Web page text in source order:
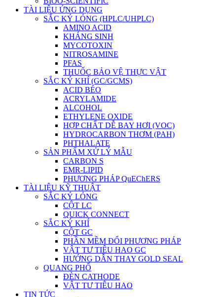
TÀI LIỆU ỨNG DỤNG
SẮC KÝ LỎNG (HPLC/UHPLC)
AMINO ACID
KHÁNG SINH
MYCOTOXIN
NITROSAMINE
PFAS
THUỐC BẢO VỆ THỰC VẬT
SẮC KÝ KHÍ (GC/GCMS)
ACID BÉO
ACRYLAMIDE
ALCOHOL
ETHYLENE OXIDE
HỢP CHẤT DỄ BAY HƠI (VOC)
HYDROCARBON THƠM (PAH)
PHTHALATE
SẢN PHẨM XỬ LÝ MẪU
CARBON S
EMR-LIPID
PHƯƠNG PHÁP QuEChERS
TÀI LIỆU KỸ THUẬT
SẮC KÝ LỎNG
CỘT LC
QUICK CONNECT
SẮC KÝ KHÍ
CỘT GC
PHẦN MỀM ĐỔI PHƯƠNG PHÁP
VẬT TƯ TIÊU HAO GC
HƯỚNG DẪN THAY GOLD SEAL
QUANG PHỔ
ĐÈN CATHODE
VẬT TƯ TIÊU HAO
TIN TỨC